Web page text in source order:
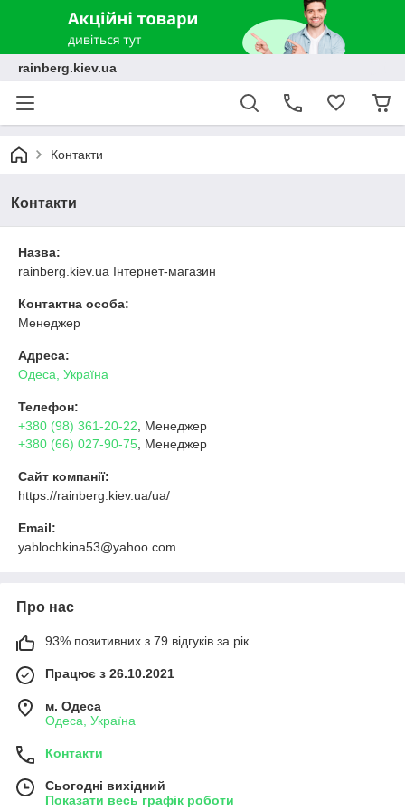
rainberg.kiev.ua
Контакти
Контакти
Назва:
rainberg.kiev.ua Інтернет-магазин
Контактна особа:
Менеджер
Адреса:
Одеса, Україна
Телефон:
+380 (98) 361-20-22 , Менеджер
+380 (66) 027-90-75 , Менеджер
Сайт компанії:
https://rainberg.kiev.ua/ua/
Email:
yablochkina53@yahoo.com
Про нас
93% позитивних з 79 відгуків за рік
Працює з 26.10.2021
м. Одеса
Одеса, Україна
Контакти
Сьогодні вихідний
Показати весь графік роботи